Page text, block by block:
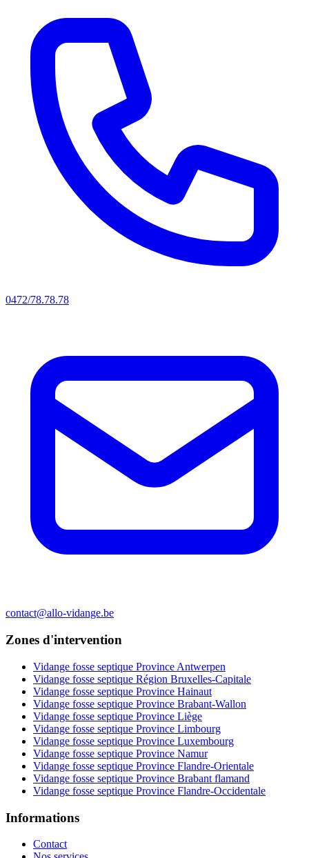
0472/78.78.78
contact@allo-vidange.be
Zones d'intervention
Vidange fosse septique Province Antwerpen
Vidange fosse septique Région Bruxelles-Capitale
Vidange fosse septique Province Hainaut
Vidange fosse septique Province Brabant-Wallon
Vidange fosse septique Province Liège
Vidange fosse septique Province Limbourg
Vidange fosse septique Province Luxembourg
Vidange fosse septique Province Namur
Vidange fosse septique Province Flandre-Orientale
Vidange fosse septique Province Brabant flamand
Vidange fosse septique Province Flandre-Occidentale
Informations
Contact